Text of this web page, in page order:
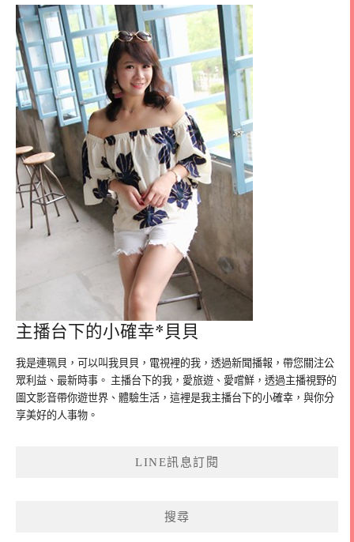
主播台下的小確幸*貝貝
我是連珮貝，可以叫我貝貝，電視裡的我，透過新聞播報，帶您關注公
眾利益、最新時事。 主播台下的我，愛旅遊、愛嚐鮮，透過主播視野的
圖文影音帶你遊世界、體驗生活，這裡是我主播台下的小確幸，與你分
享美好的人事物。
LINE訊息訂閱
搜尋